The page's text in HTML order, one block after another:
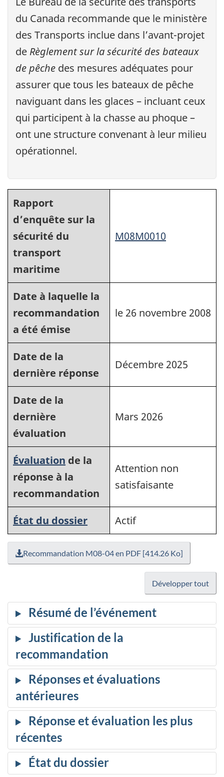
du Canada recommande que le ministère
des Transports inclue dans l’avant-projet
de Règlement sur la sécurité des bateaux
de pêche des mesures adéquates pour
assurer que tous les bateaux de pêche
naviguant dans les glaces – incluant ceux
qui participent à la chasse au phoque –
ont une structure convenant à leur milieu
opérationnel.
Rapport
d’enquête sur la
sécurité du
transport
maritime
M08M0010
Date à laquelle la
recommandation
a été émise
le 26 novembre 2008
Date de la
dernière réponse
Décembre 2025
Date de la
dernière
évaluation
Mars 2026
Évaluation de la
réponse à la
recommandation
Attention non
satisfaisante
État du dossier Actif
Recommandation M08-04 en PDF [414.26 Ko]
Développer tout